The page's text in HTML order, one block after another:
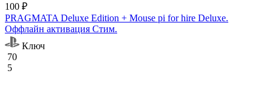
100 ₽
PRAGMATA Deluxe Edition + Mouse pi for hire Deluxe.
Оффлайн активация Cтим.
Ключ
70
5